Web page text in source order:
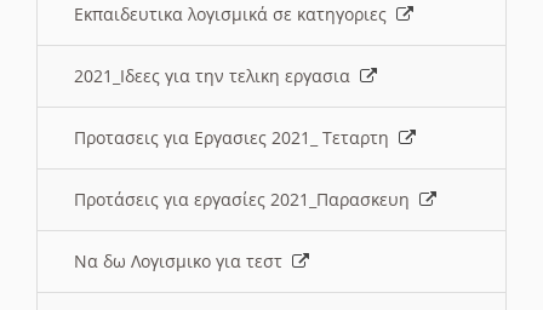
Εκπαιδευτικα λογισμικά σε κατηγοριες
2021_Ιδεες για την τελικη εργασια
Προτασεις για Εργασιες 2021_ Τεταρτη
Προτάσεις για εργασίες 2021_Παρασκευη
Να δω Λογισμικο για τεστ